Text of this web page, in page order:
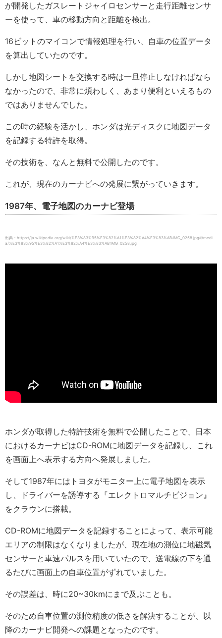
が開発したガスレートジャイロセンサーと走行距離センサ
ーを使って、車の移動方向と距離を検出。
16ビットのマイコンで情報処理を行い、自車の位置データ
を算出していたのです。
しかし地図シートを交換する時は一旦停止しなければなら
なかったので、非常に煩わしく、あまり便利といえるもの
ではありませんでした。
この時の経験を活かし、ホンダは光ディスクに地図データ
を記録する特許を取得。
その技術を、なんと無料で公開したのです。
これが、現在のカーナビへの発展に繋がっていきます。
1987年、電子地図のカーナビ登場
出典：https://ja.wikipedia.org/wiki/%E3%83%95%E3%82%A1%E3%82%A4%E3%83%AB:IMG_0258.jpg#/medi
a/%E3%83%95%E3%82%A1%E3%82%A4%E3%83%AB:IMG_0258.jpg
ホンダが取得した特許技術を無料で公開したことで、日本
におけるカーナビはCD-ROMに地図データを記録し、これ
を画面上へ表示する方向へ発展しました。
そして1987年にはトヨタがモニター上に電子地図を表示
し、ドライバーを誘導する『エレクトロマルチビジョン』
をクラウンに搭載。
CD-ROMに地図データを記録することによって、表示可能
エリアの制限はなくなりましたが、現在地の測位に地磁気
センサーと車速パルスを用いていたので、送電線の下を通
るたびに画面上の自車位置がずれていました。
その誤差は、時に20~30kmにまで及ぶことも。
そのため自車位置の測位精度の低さを解決することが、以
降のカーナビ開発への課題となったのです。